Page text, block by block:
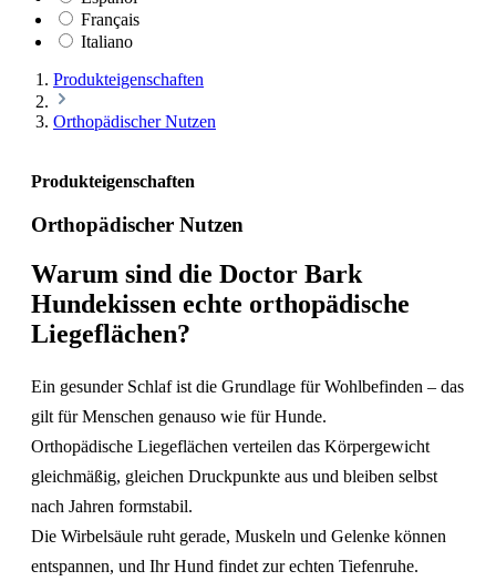
Français
Italiano
Produkteigenschaften
Orthopädischer Nutzen
Produkteigenschaften
Orthopädischer Nutzen
Warum sind die Doctor Bark
Hundekissen echte orthopädische
Liegeflächen?
Ein gesunder Schlaf ist die Grundlage für Wohlbefinden – das
gilt für Menschen genauso wie für Hunde.
Orthopädische Liegeflächen verteilen das Körpergewicht
gleichmäßig, gleichen Druckpunkte aus und bleiben selbst
nach Jahren formstabil.
Die Wirbelsäule ruht gerade, Muskeln und Gelenke können
entspannen, und Ihr Hund findet zur echten Tiefenruhe.